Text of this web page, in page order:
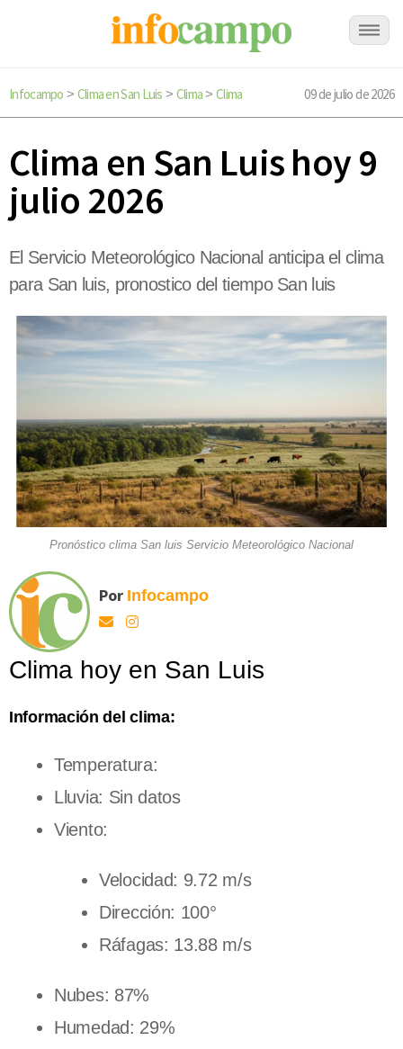
Infocampo > Clima en San Luis > Clima>Clima 09 de julio de 2026
Clima en San Luis hoy 9
julio 2026
El Servicio Meteorológico Nacional anticipa el clima
para San luis, pronostico del tiempo San luis
Pronóstico clima San luis Servicio Meteorológico Nacional
Por Infocampo
Clima hoy en San Luis
Información del clima:
Temperatura:
Lluvia: Sin datos
Viento:
Velocidad: 9.72 m/s
Dirección: 100°
Ráfagas: 13.88 m/s
Nubes: 87%
Humedad: 29%